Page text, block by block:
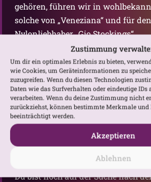
Zustimmung
Um dir ein optimales Erlebnis zu bieten,
wie Cookies, um Geräteinformationen zu
zuzugreifen. Wenn du diesen Technologien
Daten wie das Surfverhalten oder eindeutige IDs
verarbeiten. Wenn du deine Zustimmung nicht
zurückziehst, können bestimmte Merkmale
beeinträchtigt werden.
Akzeptieren
Ablehnen
gehören, führen wir in
solche von „Veneziana“ und für den
Nylonliebhaber „Gio Stockings“.
Unser Schwerpunkt liegt bei den
auf Latex und Leder, sondern bei
glänzend, Wetlook, weichen und
Stoffen, wie Jersey und Softshell.
leicht transparenten Stoffe, wie Tüll
sind bei den Designs häufig
bunt, wir sind es auch, deswegen
Du bist noch auf der Suche nach